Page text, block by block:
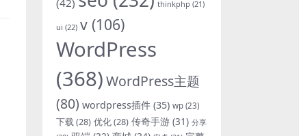
(42)
thinkphp (21)
ui (22) v (106)
WordPress
(368)WordPress主题
(80) wordpress插件 (35) wp (23)
下载(28) 优化(28) 传奇手游 (31) 分享